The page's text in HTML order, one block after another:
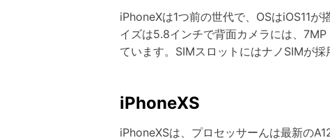
iPhoneXは1つ前の世代で、OSはiOS11
イズは5.8インチで背面カメラには、
ています。SIMスロットにはナノSIMが
iPhoneXS
iPhoneXSは、プロセッサーんは最新の